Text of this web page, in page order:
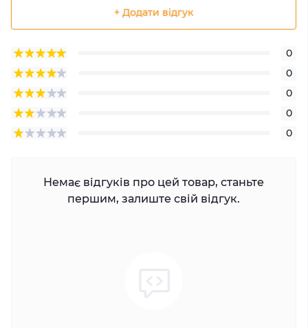
+ Додати відгук
0
0
0
0
0
Немає відгуків про цей товар, станьте
першим, залиште свій відгук.